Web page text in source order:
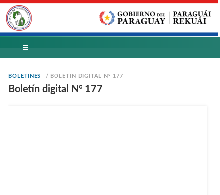
BOLETINES / BOLETÍN DIGITAL N° 177
Boletín digital N° 177